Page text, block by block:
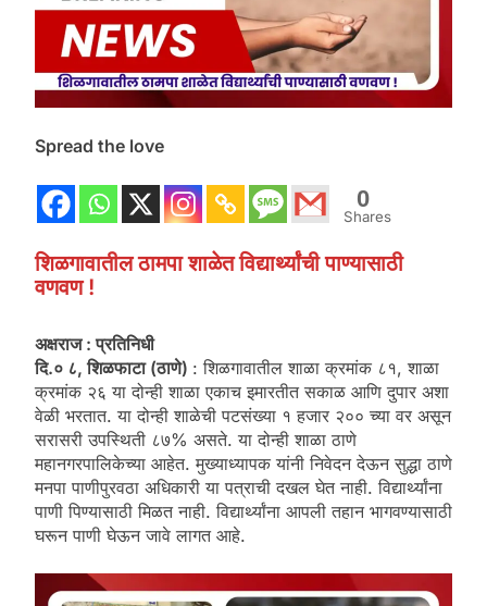
Spread the love
0
Shares
शिळगावातील ठामपा शाळेत विद्यार्थ्यांची पाण्यासाठी
वणवण !
अक्षराज : प्रतिनिधी
दि.० ८, शिळफाटा (ठाणे) : शिळगावातील शाळा क्रमांक ८१, शाळा
क्रमांक २६ या दोन्ही शाळा एकाच इमारतीत सकाळ आणि दुपार अशा
वेळी भरतात. या दोन्ही शाळेची पटसंख्या १ हजार २०० च्या वर असून
सरासरी उपस्थिती ८७% असते. या दोन्ही शाळा ठाणे
महानगरपालिकेच्या आहेत. मुख्याध्यापक यांनी निवेदन देऊन सुद्धा ठाणे
मनपा पाणीपुरवठा अधिकारी या पत्राची दखल घेत नाही. विद्यार्थ्यांना
पाणी पिण्यासाठी मिळत नाही. विद्यार्थ्यांना आपली तहान भागवण्यासाठी
घरून पाणी घेऊन जावे लागत आहे.